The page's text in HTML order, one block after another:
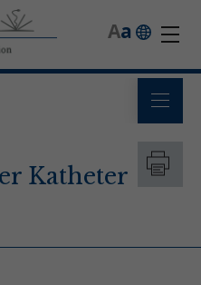
a
A
Katheter